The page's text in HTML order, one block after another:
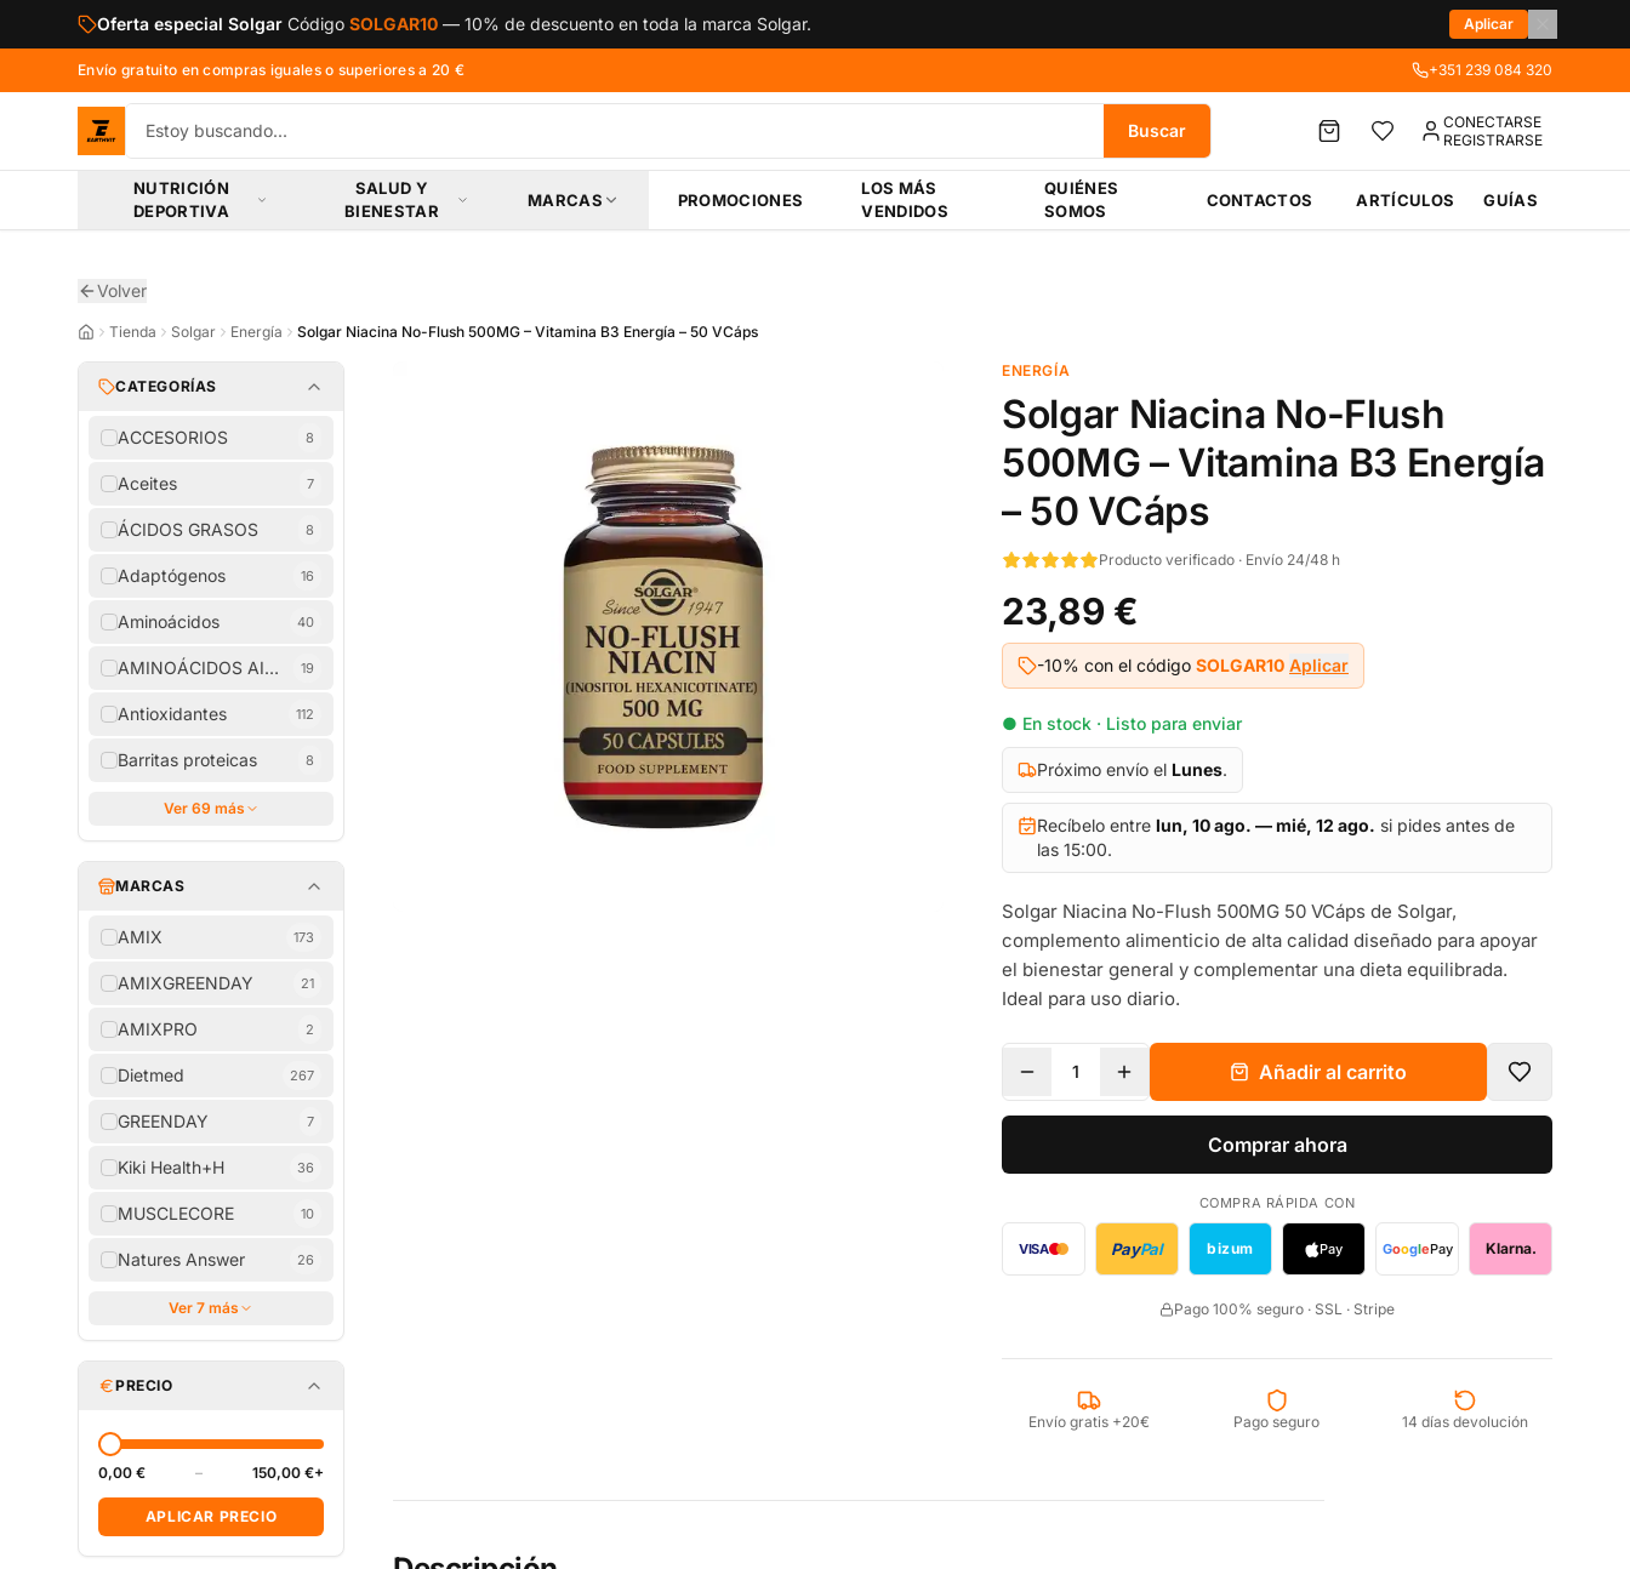
Saltar al contenido principal
Oferta especial Solgar Código SOLGAR10 — 10% de descuento en toda la marca Solgar. Aplicar
Envío gratuito en compras iguales o superiores a 20 € +351 239 084 320
Buscar
CONECTARSE
REGISTRARSE
NUTRICIÓN
DEPORTIVA
SALUD Y
BIENESTAR
MARCAS PROMOCIONES
LOS MÁS
VENDIDOS
QUIÉNES
SOMOS
CONTACTOS ARTÍCULOS GUÍAS
Volver
Tienda Solgar Energía Solgar Niacina No-Flush 500MG – Vitamina B3 Energía – 50 VCáps
CATEGORÍAS
ACCESORIOS 8
Aceites 7
ÁCIDOS GRASOS 8
Adaptógenos 16
Aminoácidos 40
AMINOÁCIDOS AISLADOS
19
Antioxidantes 112
Barritas proteicas 8
Ver 69 más
MARCAS
AMIX 173
AMIXGREENDAY 21
AMIXPRO 2
Dietmed 267
GREENDAY 7
Kiki Health+H 36
MUSCLECORE 10
Natures Answer 26
Ver 7 más
PRECIO
0,00 € – 150,00 €+
APLICAR PRECIO
ENERGÍA
Solgar Niacina No-Flush
500MG – Vitamina B3 Energía
– 50 VCáps
Producto verificado · Envío 24/48 h
23,89 €
-10% con el código SOLGAR10 Aplicar
● En stock · Listo para enviar
Próximo envío el Lunes.
Recíbelo entre lun, 10 ago. — mié, 12 ago. si pides antes de
las 15:00.
Solgar Niacina No-Flush 500MG 50 VCáps de Solgar,
complemento alimenticio de alta calidad diseñado para apoyar
el bienestar general y complementar una dieta equilibrada.
Ideal para uso diario.
1 Añadir al carrito
Comprar ahora
COMPRA RÁPIDA CON
VISA PayPal bizum Pay GooglePay Klarna.
Pago 100% seguro · SSL · Stripe
Envío gratis +20€ Pago seguro 14 días devolución